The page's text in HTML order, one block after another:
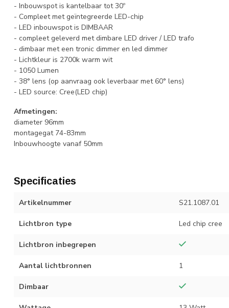
- Inbouwspot is kantelbaar tot 30º
- Compleet met geïntegreerde LED-chip
- LED inbouwspot is DIMBAAR
- compleet geleverd met dimbare LED driver / LED trafo
- dimbaar met een tronic dimmer en led dimmer
- Lichtkleur is 2700k warm wit
- 1050 Lumen
- 38° lens (op aanvraag ook leverbaar met 60° lens)
- LED source: Cree(LED chip)
Afmetingen:
diameter 96mm
montagegat 74-83mm
Inbouwhoogte vanaf 50mm
Specificaties
Artikelnummer S21.1087.01
Lichtbron type Led chip cree
Lichtbron inbegrepen
Aantal lichtbronnen 1
Dimbaar